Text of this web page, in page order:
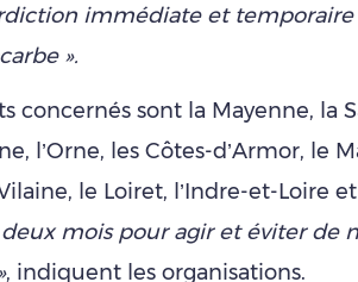
immédiate et temporaire
».
concernés sont la Mayenne, la
l’Orne, les Côtes-d’Armor, le
le Loiret, l’Indre-et-Loire
mois pour agir et éviter de
, indiquent les organisations.